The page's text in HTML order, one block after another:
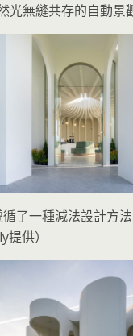
光無縫共存的自動景
了一種減法設計方法
提供）